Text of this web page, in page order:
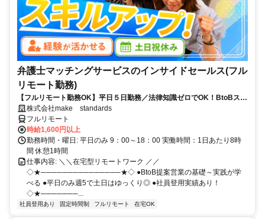
弁護士マッチングサービスのインサイドセールス(フル
リモート勤務)
【フルリモート勤務OK】平日５日勤務／法律知識ゼロでOK！BtoBスキ
ルが身につく営業職
株式会社make standards
フルリモート
時給1,600円以上
勤務時間・曜日: 平日のみ 9：00～18：00 実働時間：1日あたり8時
間 休憩1時間
仕事内容: ＼＼在宅型リモートワーク ／／
◇★───────────────★◇ ●BtoB提案営業の基礎～実践が学
べる ●平日のみ週5で土日はゆっくり◎ ●社員登用実績あり！
◇★───────...
社員登用あり 固定時間制 フルリモート 在宅OK